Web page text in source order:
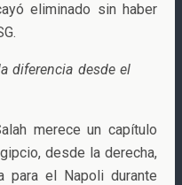
eliminado sin haber
diferencia desde el
merece un capítulo
desde la derecha,
para el Napoli durante